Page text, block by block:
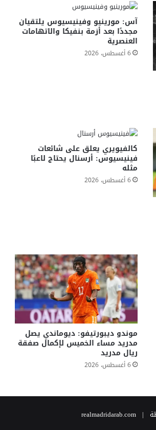
آس: مورينيو وفينيسيوس يلتقيان
مجددًا بعد أزمة بنفيكا والاتهامات
العنصرية
6 أغسطس، 2026
كالفيويري يعلق على شائعات
فينيسيوس: أرسنال يحتاج لاعبًا
مثله
6 أغسطس، 2026
موندو ديبورتيفو: ديوماندي يصل
مدريد مساء الخميس لإكمال صفقة
ريال مدريد
6 أغسطس، 2026